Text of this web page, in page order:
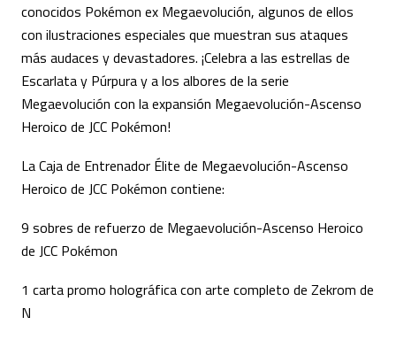
conocidos Pokémon ex Megaevolución, algunos de ellos
con ilustraciones especiales que muestran sus ataques
más audaces y devastadores. ¡Celebra a las estrellas de
Escarlata y Púrpura y a los albores de la serie
Megaevolución con la expansión Megaevolución-Ascenso
Heroico de JCC Pokémon!
La Caja de Entrenador Élite de Megaevolución-Ascenso
Heroico de JCC Pokémon contiene:
9 sobres de refuerzo de Megaevolución-Ascenso Heroico
de JCC Pokémon
1 carta promo holográfica con arte completo de Zekrom de
N